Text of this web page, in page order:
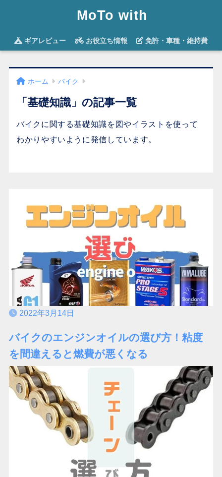
MoTo with
ギアレビュー お役立ち情報 免許・車種・維持費
ホーム バイク
「基礎知識」の記事一覧
バイクに関する基礎知識を図やイラストを使って
わかりやすいように発信しています。
2022年3月14日
バイクのエンジンオイルの選び方！粘度
を間違えると燃費が悪くなる